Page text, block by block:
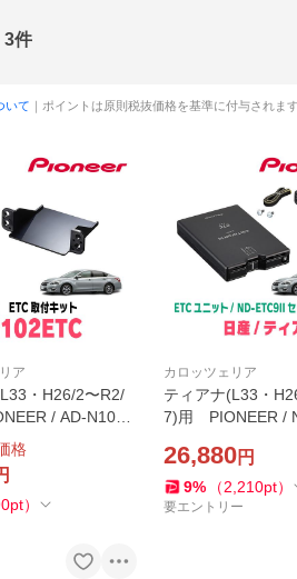
3件
いて ｜ポイントは原則税抜価格を基準に付与され
ア
・H26/2〜R2/
/ AD-N102E
付キット (カロ
正規品販売店)
格
pt）
カロッツェリア
ティアナ(L33・
7)用 PIONEER /
+取付キット (カロ
ア正規品販売店)
26,880円
9% （2,210pt）
要エントリー